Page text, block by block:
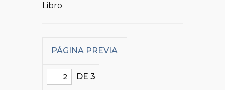
Libro
PÁGINA PREVIA
DE 3